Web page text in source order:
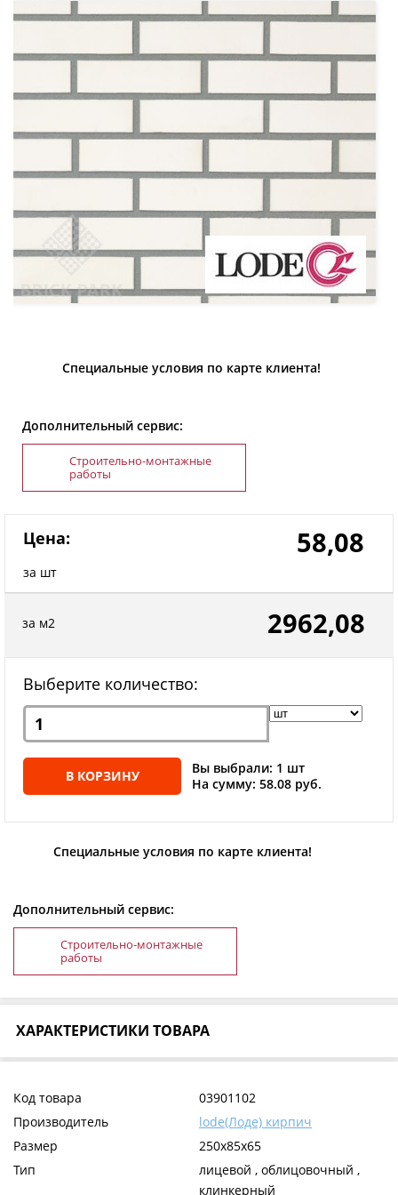
Специальные условия по карте клиента!
Дополнительный сервис:
Строительно-монтажные
работы
Цена:
за шт
58,08
за м2 2962,08
Выберите количество:
В КОРЗИНУ
Вы выбрали: 1 шт
На сумму: 58.08 руб.
Специальные условия по карте клиента!
Дополнительный сервис:
Строительно-монтажные
работы
ХАРАКТЕРИСТИКИ ТОВАРА
Код товара
03901102
Производитель
lode(Лоде) кирпич
Размер
250x85x65
Тип
лицевой , облицовочный ,
клинкерный